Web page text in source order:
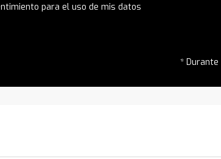
para el uso de mis datos
* Durante